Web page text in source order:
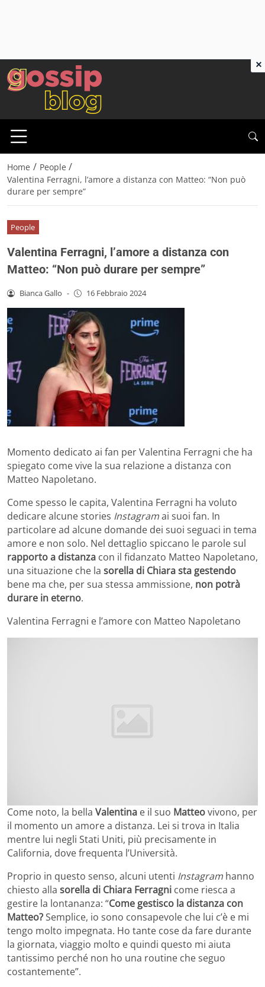
Home / People /
Valentina Ferragni, l’amore a distanza con Matteo: “Non può
durare per sempre”
People
Valentina Ferragni, l’amore a distanza con
Matteo: “Non può durare per sempre”
Bianca Gallo - 16 Febbraio 2024
Momento dedicato ai fan per Valentina Ferragni che ha
spiegato come vive la sua relazione a distanza con
Matteo Napoletano.
Come spesso le capita, Valentina Ferragni ha voluto
dedicare alcune stories Instagramai suoi fan. In
particolare ad alcune domande dei suoi seguaci in tema
amore e non solo. Nel dettaglio spiccano le parole sul
rapporto a distanza con il fidanzato Matteo Napoletano,
una situazione che la sorella di Chiara sta gestendo
bene ma che, per sua stessa ammissione, non potrà
durare in eterno.
Valentina Ferragni e l’amore con Matteo Napoletano
Come noto, la bella Valentina e il suo Matteovivono, per
il momento un amore a distanza. Lei si trova in Italia
mentre lui negli Stati Uniti, più precisamente in
California, dove frequenta l’Università.
Proprio in questo senso, alcuni utenti Instagram hanno
chiesto alla sorella di Chiara Ferragni come riesca a
gestire la lontananza: “Come gestisco la distanza con
Matteo?Semplice, io sono consapevole che lui c’è e mi
tengo molto impegnata. Ho tante cose da fare durante
la giornata, viaggio molto e quindi questo mi aiuta
tantissimo perché non ho una routine che seguo
costantemente”.
×